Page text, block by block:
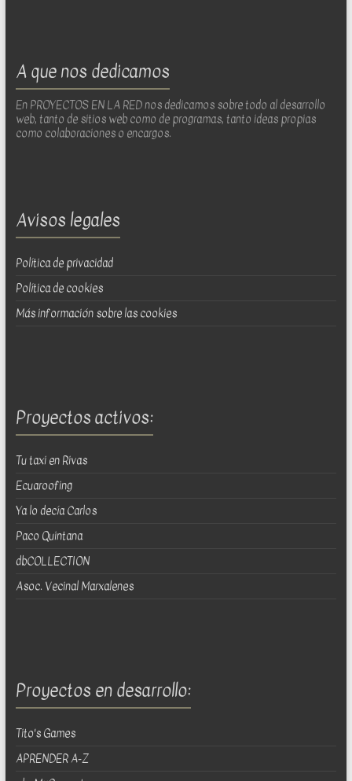
A que nos dedicamos
En PROYECTOS EN LA RED nos dedicamos sobre todo al desarrollo
web, tanto de sitios web como de programas, tanto ideas propias
como colaboraciones o encargos.
Avisos legales
Política de privacidad
Política de cookies
Más información sobre las cookies
Proyectos activos:
Tu taxi en Rivas
Ecuaroofing
Ya lo decía Carlos
Paco Quintana
dbCOLLECTION
Asoc. Vecinal Marxalenes
Proyectos en desarrollo:
Tito's Games
APRENDER A-Z